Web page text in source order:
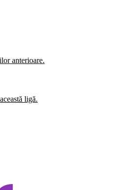
anterioare.
ligă.